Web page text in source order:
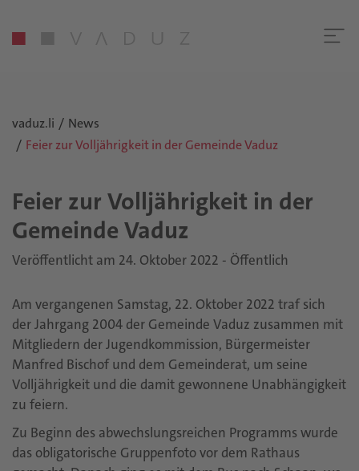
vaduz.li
News
Feier zur Volljährigkeit in der Gemeinde Vaduz
Feier zur Voll­jäh­rig­keit in der
Ge­mein­de Vaduz
Veröffentlicht am 24. Oktober 2022 - Öffentlich
Am vergangenen Samstag, 22. Oktober 2022 traf sich
der Jahrgang 2004 der Gemeinde Vaduz zusammen mit
Mitgliedern der Jugendkommission, Bürgermeister
Manfred Bischof und dem Gemeinderat, um seine
Volljährigkeit und die damit gewonnene Unabhängigkeit
zu feiern.
Zu Beginn des abwechslungsreichen Programms wurde
das obligatorische Gruppenfoto vor dem Rathaus